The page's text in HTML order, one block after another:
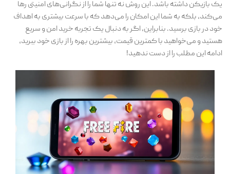
یک بازیکن داشته باشد. این روش نه تنها شما را از نگرانی‌های امنیتی رها
می‌کند، بلکه به شما این امکان را می‌دهد که با سرعت بیشتری به اهداف
خود در بازی برسید. بنابراین، اگر به دنبال یک تجربه خرید امن و سریع
هستید و می‌خواهید با کمترین قیمت، بیشترین بهره را از بازی خود ببرید،
ادامه این مطلب را از دست ندهید!